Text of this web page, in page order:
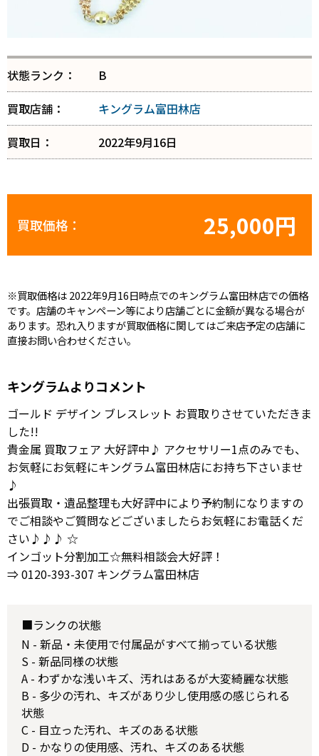
状態ランク：
B
買取店舗：
キングラム富田林店
買取日：
2022年9月16日
買取価格： 25,000円
※買取価格は 2022年9月16日時点でのキングラム富田林店での価格
です。店舗のキャンペーン等により店舗ごとに金額が異なる場合が
あります。恐れ入りますが買取価格に関してはご来店予定の店舗に
直接お問い合わせください。
キングラムよりコメント
ゴールド デザイン ブレスレット お買取りさせていただきま
した!!
貴金属 買取フェア 大好評中♪ アクセサリー1点のみでも、
お気軽にお気軽にキングラム富田林店にお持ち下さいませ
♪
出張買取・遺品整理も大好評中により予約制になりますの
でご相談やご質問などございましたらお気軽にお電話くだ
さい♪♪♪ ☆
インゴット分割加工☆無料相談会大好評！
⇒ 0120-393-307 キングラム富田林店
■ランクの状態
N - 新品・未使用で付属品がすべて揃っている状態
S - 新品同様の状態
A - わずかな浅いキズ、汚れはあるが大変綺麗な状態
B - 多少の汚れ、キズがあり少し使用感の感じられる
状態
C - 目立った汚れ、キズのある状態
D - かなりの使用感、汚れ、キズのある状態